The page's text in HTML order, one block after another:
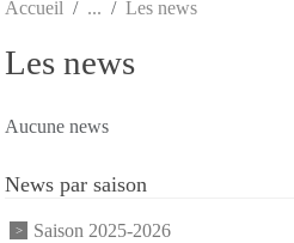
Accueil Les news
Les news
Aucune news
News par saison
Saison 2025-2026